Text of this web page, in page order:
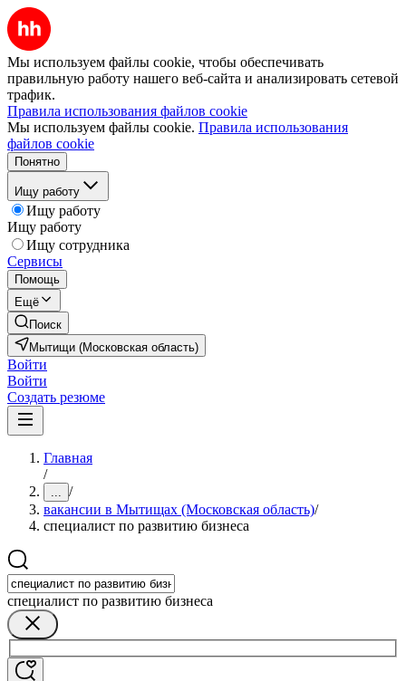
Мы используем файлы cookie, чтобы обеспечивать
правильную работу нашего веб-сайта и анализировать сетевой
трафик.
Правила использования файлов cookie
Мы используем файлы cookie. Правила использования
файлов cookie
Понятно
Ищу работу
Ищу работу
Ищу работу
Ищу сотрудника
Сервисы
Помощь
Ещё
Поиск
Мытищи (Московская область)
Войти
Войти
Создать резюме
Главная
/
... /
вакансии в Мытищах (Московская область)/
специалист по развитию бизнеса
специалист по развитию бизнеса